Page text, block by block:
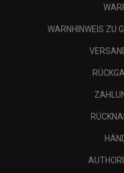
WARNHINWEIS ZU